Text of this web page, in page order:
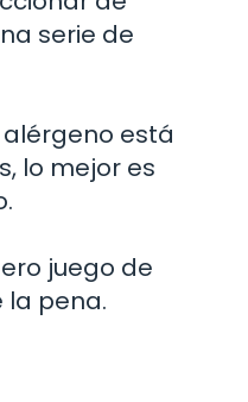
serie de
alérgeno está
lo mejor es
juego de
la pena.